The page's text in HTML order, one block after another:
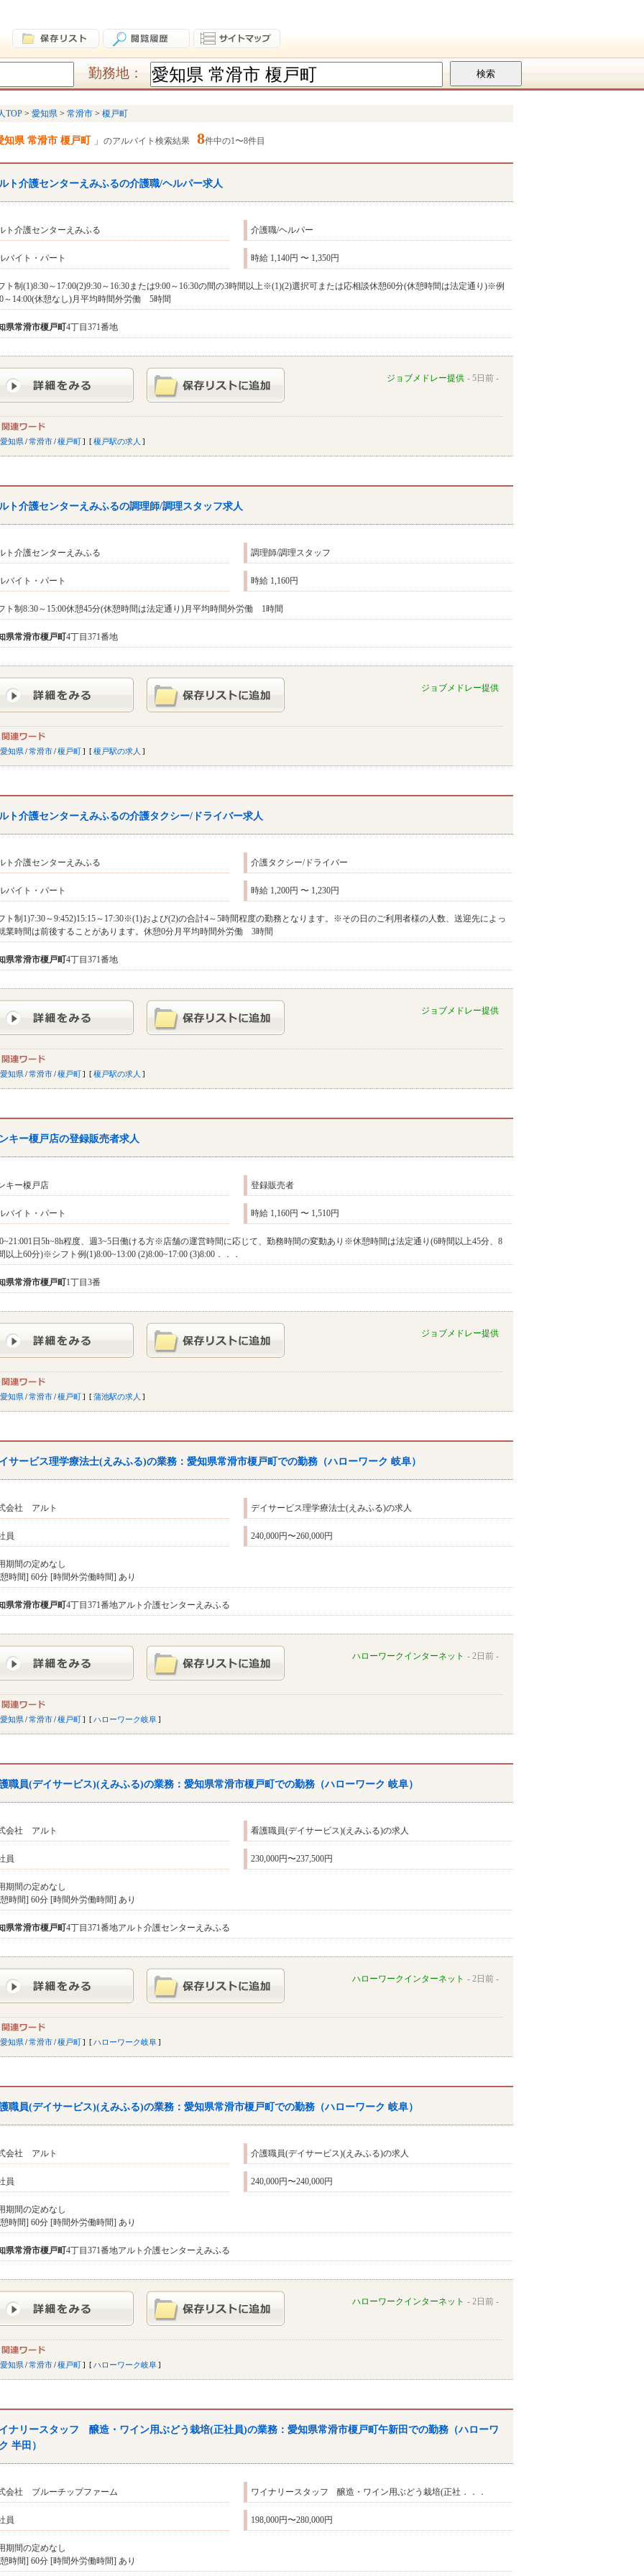
勤務地：
TOP 愛知県 常滑市 榎戸町
知県 常滑市 榎戸町 のアルバイト検索結果 8件中の1〜8件目
ト介護センターえみふるの介護職/ヘルパー求人
ト介護センターえみふる 介護職/ヘルパー
バイト・パート 時給 1,140円 〜 1,350円
ト制(1)8:30～17:00(2)9:30～16:30または9:00～16:30の間の3時間以上※(1)(2)選択可または応相談休憩60分(休憩時間は法定通り)※例
～14:00(休憩なし)月平均時間外労働 5時間
県常滑市榎戸町4丁目371番地
ジョブメドレー提供 5日前
愛知県/常滑市/榎戸町 榎戸駅の求人
ト介護センターえみふるの調理師/調理スタッフ求人
ト介護センターえみふる 調理師/調理スタッフ
バイト・パート 時給 1,160円
ト制8:30～15:00休憩45分(休憩時間は法定通り)月平均時間外労働 1時間
県常滑市榎戸町4丁目371番地
ジョブメドレー提供
愛知県/常滑市/榎戸町 榎戸駅の求人
ト介護センターえみふるの介護タクシー/ドライバー求人
ト介護センターえみふる 介護タクシー/ドライバー
バイト・パート 時給 1,200円 〜 1,230円
ト制1)7:30～9:452)15:15～17:30※(1)および(2)の合計4～5時間程度の勤務となります。※その日のご利用者様の人数、送迎先によっ
業時間は前後することがあります。休憩0分月平均時間外労働 3時間
県常滑市榎戸町4丁目371番地
ジョブメドレー提供
愛知県/常滑市/榎戸町 榎戸駅の求人
キー榎戸店の登録販売者求人
キー榎戸店 登録販売者
バイト・パート 時給 1,160円 〜 1,510円
日5h~8h程度、週3~5日働ける方※店舗の運営時間に応じて、勤務時間の変動あり※休憩時間は法定通り(6時間以上45分、8
以上60分)※シフト例(1)8:00~13:00 (2)8:00~17:00 (3)8:00．．．
県常滑市榎戸町1丁目3番
ジョブメドレー提供
愛知県/常滑市/榎戸町 蒲池駅の求人
サービス理学療法士(えみふる)の業務：愛知県常滑市榎戸町での勤務（ハローワーク 岐阜）
会社 アルト デイサービス理学療法士(えみふる)の求人
員 240,000円〜260,000円
期間の定めなし
時間] 60分 [時間外労働時間] あり
県常滑市榎戸町4丁目371番地アルト介護センターえみふる
ハローワークインターネット 2日前
愛知県/常滑市/榎戸町 ハローワーク岐阜
職員(デイサービス)(えみふる)の業務：愛知県常滑市榎戸町での勤務（ハローワーク 岐阜）
会社 アルト 看護職員(デイサービス)(えみふる)の求人
員 230,000円〜237,500円
期間の定めなし
時間] 60分 [時間外労働時間] あり
県常滑市榎戸町4丁目371番地アルト介護センターえみふる
ハローワークインターネット 2日前
愛知県/常滑市/榎戸町 ハローワーク岐阜
職員(デイサービス)(えみふる)の業務：愛知県常滑市榎戸町での勤務（ハローワーク 岐阜）
会社 アルト 介護職員(デイサービス)(えみふる)の求人
員 240,000円〜240,000円
期間の定めなし
時間] 60分 [時間外労働時間] あり
県常滑市榎戸町4丁目371番地アルト介護センターえみふる
ハローワークインターネット 2日前
愛知県/常滑市/榎戸町 ハローワーク岐阜
ナリースタッフ 醸造・ワイン用ぶどう栽培(正社員)の業務：愛知県常滑市榎戸町午新田での勤務（ハローワ
半田）
会社 ブルーチップファーム ワイナリースタッフ 醸造・ワイン用ぶどう栽培(正社．．．
員 198,000円〜280,000円
期間の定めなし
時間] 60分 [時間外労働時間] あり